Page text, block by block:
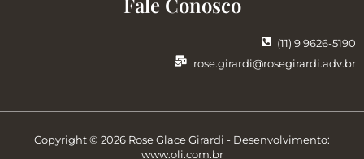
(11) 9 9626-5190
rose.girardi@rosegirardi.adv.br
Copyright © 2026 Rose Glace Girardi - Desenvolvimento:
www.oli.com.br